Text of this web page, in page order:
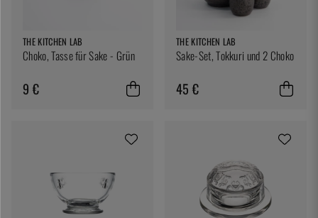
THE KITCHEN LAB
Choko, Tasse für Sake - Grün
9 €
THE KITCHEN LAB
Sake-Set, Tokkuri und 2 Choko
45 €